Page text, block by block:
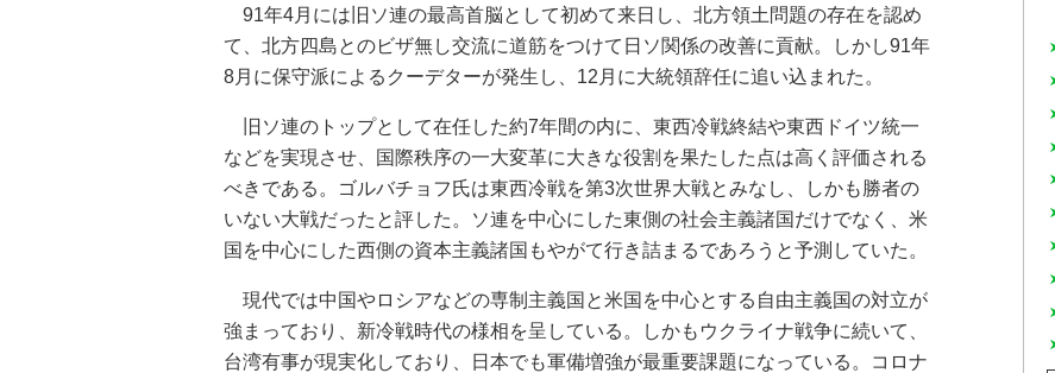
91年4月には旧ソ連の最高首脳として初めて来日し、北方領土問題の存在を認め
て、北方四島とのビザ無し交流に道筋をつけて日ソ関係の改善に貢献。しかし91年
8月に保守派によるクーデターが発生し、12月に大統領辞任に追い込まれた。
旧ソ連のトップとして在任した約7年間の内に、東西冷戦終結や東西ドイツ統一
などを実現させ、国際秩序の一大変革に大きな役割を果たした点は高く評価される
べきである。ゴルバチョフ氏は東西冷戦を第3次世界大戦とみなし、しかも勝者の
いない大戦だったと評した。ソ連を中心にした東側の社会主義諸国だけでなく、米
国を中心にした西側の資本主義諸国もやがて行き詰まるであろうと予測していた。
現代では中国やロシアなどの専制主義国と米国を中心とする自由主義国の対立が
強まっており、新冷戦時代の様相を呈している。しかもウクライナ戦争に続いて、
台湾有事が現実化しており、日本でも軍備増強が最重要課題になっている。コロナ